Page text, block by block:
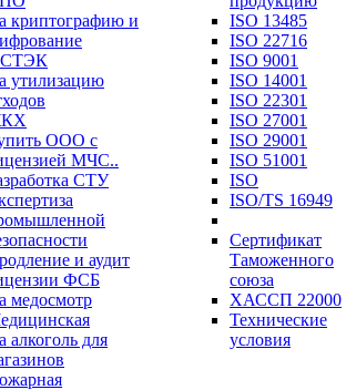
криптографию и
утилизацию
ООО с
МЧС..
СТУ
и аудит
ФСБ
медосмотр
алкоголь для
ISO 13485
ISO 22716
ISO 9001
ISO 14001
ISO 22301
ISO 27001
ISO 29001
ISO 51001
ISO
ISO/TS 16949
Сертификат
Таможенного
союза
ХАССП 22000
Технические
условия